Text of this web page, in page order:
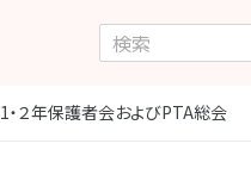
1・２年保護者会およびPTA総会